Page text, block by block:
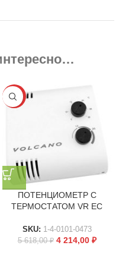
-25%
ПОТЕНЦИОМЕТР С
ТЕРМОСТАТОМ VR EC
SKU: 1-4-0101-0473
5 618,00₽ 4 214,00 ₽